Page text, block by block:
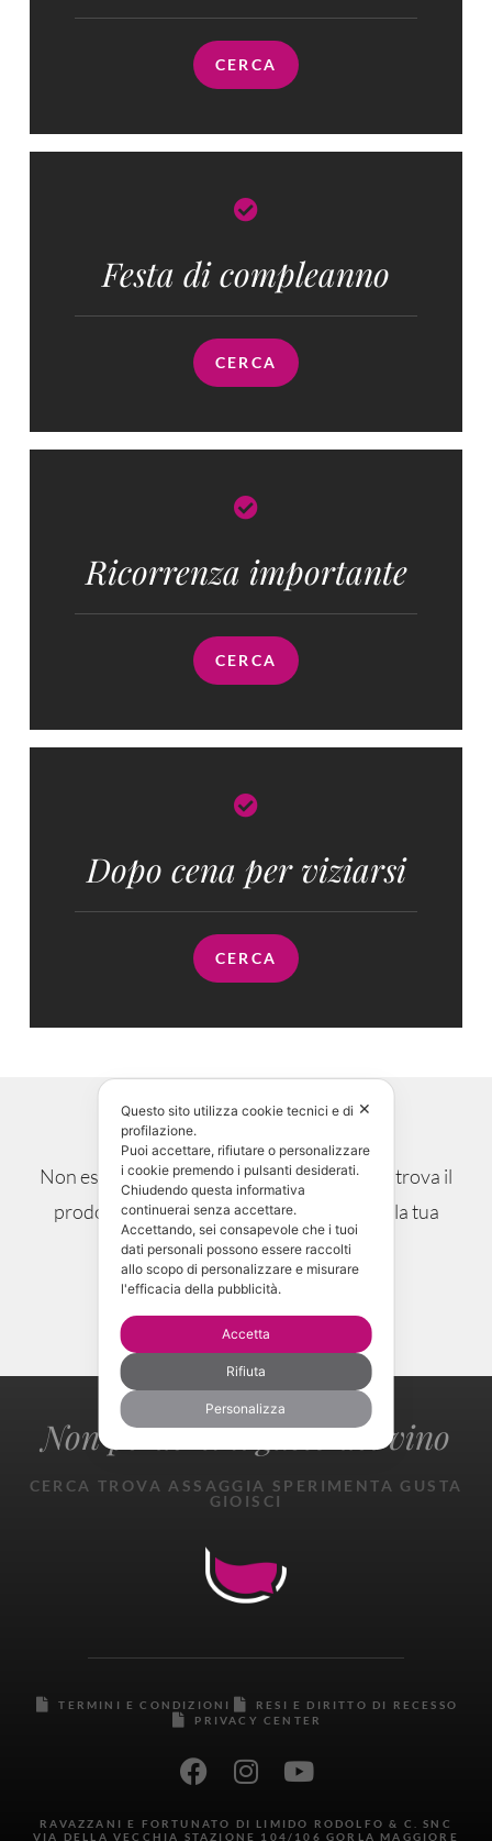
CERCA
Festa di compleanno
CERCA
Ricorrenza importante
CERCA
Dopo cena per viziarsi
CERCA
Dubbi? Perplessità?
Non esitare, chiedi maggiori informazioni e trova il
prodotto che si sposa alla perfezione con la tua
occasione.
CONTATTAMI!
Non perderti il gusto del vino
CERCA TROVA ASSAGGIA SPERIMENTA GUSTA
GIOISCI
TERMINI E CONDIZIONI
RESI E DIRITTO DI RECESSO
PRIVACY CENTER
RAVAZZANI E FORTUNATO DI LIMIDO RODOLFO & C. SNC
VIA DELLA VECCHIA STAZIONE 104/106 GORLA MAGGIORE
✕
Questo sito utilizza cookie tecnici e di
profilazione.
Puoi accettare, rifiutare o personalizzare
i cookie premendo i pulsanti desiderati.
Chiudendo questa informativa
continuerai senza accettare.
Accettando, sei consapevole che i tuoi
dati personali possono essere raccolti
allo scopo di personalizzare e misurare
l'efficacia della pubblicità.
Accetta
Rifiuta
Personalizza